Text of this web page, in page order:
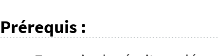
Prérequis :